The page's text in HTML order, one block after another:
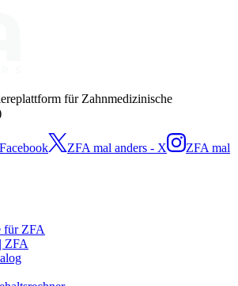
für Zahnmedizinische
ZFA mal anders - X
ZFA mal
für ZFA
ZFA